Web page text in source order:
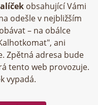
obsahující Vámi
odešle v nejbližším
– na obálce
ani
Zpětná adresa bude
tento web provozuje.
vypadá.